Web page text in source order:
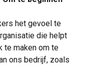
het gevoel te
die helpt
te maken om te
ons bedrijf, zoals